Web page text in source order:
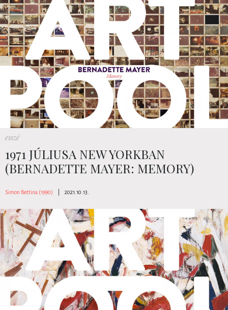
esszé
1971 JÚLIUSA NEW YORKBAN
(BERNADETTE MAYER: MEMORY)
Simon Bettina (1990) 2021.10.13.